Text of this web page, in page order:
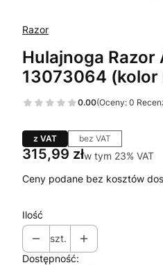
Razor
Hulajnoga Razor
13073064 (kolor
0.00(Oceny: 0
z VAT bez VAT
Cena
315,99 złw tym 23% VAT
w tym 23% VAT
Ceny podane bez kosztów
Ilość
szt.
Dostępność: